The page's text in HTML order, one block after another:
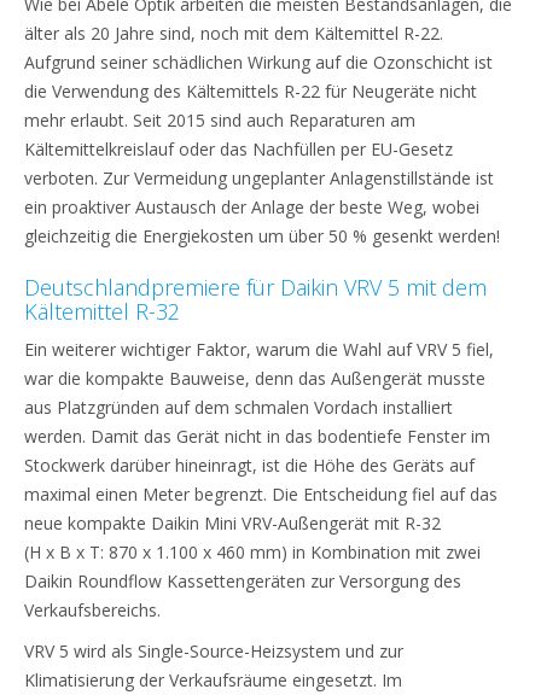
älter als 20 Jahre sind, noch mit dem Kältemittel R-22.
Aufgrund seiner schädlichen Wirkung auf die Ozonschicht ist
die Verwendung des Kältemittels R-22 für Neugeräte nicht
mehr erlaubt. Seit 2015 sind auch Reparaturen am
Kältemittelkreislauf oder das Nachfüllen per EU-Gesetz
verboten. Zur Vermeidung ungeplanter Anlagenstillstände ist
ein proaktiver Austausch der Anlage der beste Weg, wobei
gleichzeitig die Energiekosten um über 50 % gesenkt werden!
Deutschlandpremiere für Daikin VRV 5 mit dem
Kältemittel R-32
Ein weiterer wichtiger Faktor, warum die Wahl auf VRV 5 fiel,
war die kompakte Bauweise, denn das Außengerät musste
aus Platzgründen auf dem schmalen Vordach installiert
werden. Damit das Gerät nicht in das bodentiefe Fenster im
Stockwerk darüber hineinragt, ist die Höhe des Geräts auf
maximal einen Meter begrenzt. Die Entscheidung fiel auf das
neue kompakte Daikin Mini VRV-Außengerät mit R-32
(H x B x T: 870 x 1.100 x 460 mm) in Kombination mit zwei
Daikin Roundflow Kassettengeräten zur Versorgung des
Verkaufsbereichs.
VRV 5 wird als Single-Source-Heizsystem und zur
Klimatisierung der Verkaufsräume eingesetzt. Im